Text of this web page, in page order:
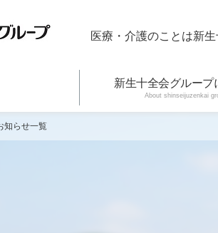
医療・介護のことは新
新生十全会グループ
About shinseijuzenkai
知らせ一覧